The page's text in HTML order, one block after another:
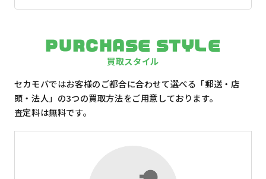
PURCHASE STYLE
買取スタイル
セカモバではお客様のご都合に合わせて選べる「郵送・店
頭・法人」の3つの買取方法をご用意しております。
査定料は無料です。